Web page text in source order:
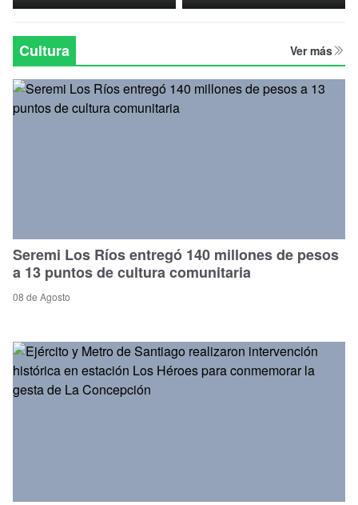
Política
Regional
Cultura Ver más
Seremi Los Ríos entregó 140 millones de pesos
a 13 puntos de cultura comunitaria
08 de Agosto